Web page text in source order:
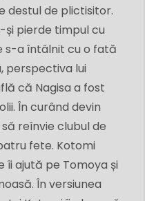
destul de plictisitor.
pierde timpul cu
s-a întâlnit cu o fată
perspectiva lui
că Nagisa a fost
În curând devin
reînvie clubul de
fete. Kotomi
ajută pe Tomoya și
În versiunea